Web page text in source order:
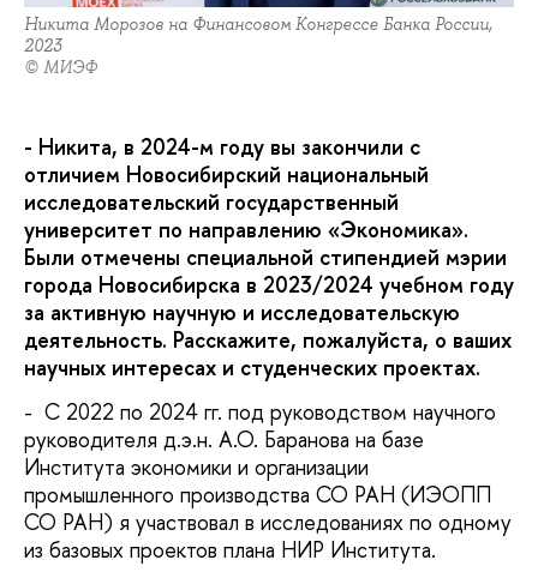
Никита Морозов на Финансовом Конгрессе Банка России,
2023
© МИЭФ
- Никита, в 2024-м году вы закончили с
отличием Новосибирский национальный
исследовательский государственный
университет по направлению «Экономика».
Были отмечены специальной стипендией мэрии
города Новосибирска в 2023/2024 учебном году
за активную научную и исследовательскую
деятельность. Расскажите, пожалуйста, о ваших
научных интересах и студенческих проектах.
- С 2022 по 2024 гг. под руководством научного
руководителя д.э.н. А.О. Баранова на базе
Института экономики и организации
промышленного производства СО РАН (ИЭОПП
СО РАН) я участвовал в исследованиях по одному
из базовых проектов плана НИР Института.